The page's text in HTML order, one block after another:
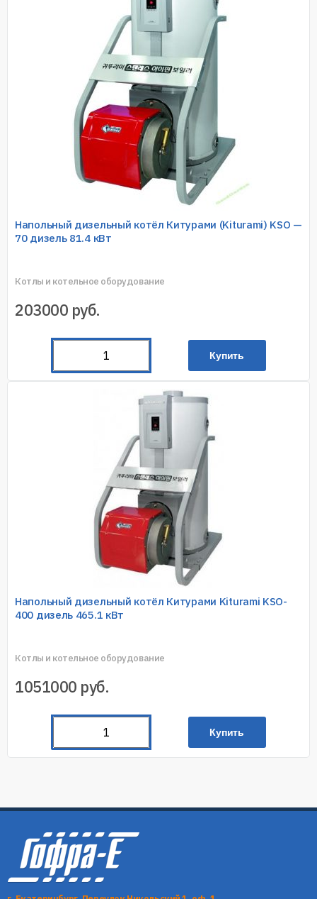
Напольный дизельный котёл Китурами (Kiturami) KSO —
70 дизель 81.4 кВт
Котлы и котельное оборудование
203000 руб.
Купить
Напольный дизельный котёл Китурами Kiturami KSO-
400 дизель 465.1 кВт
Котлы и котельное оборудование
1051000 руб.
Купить